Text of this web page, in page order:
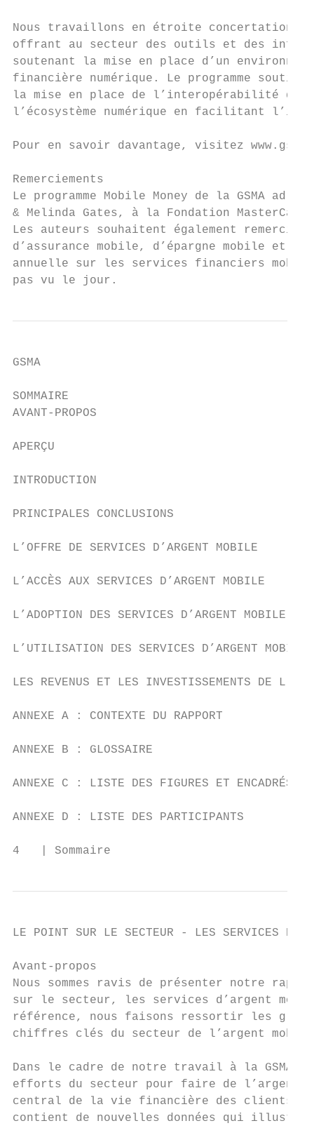
Nous travaillons en étroite concertation
offrant au secteur des outils et des
soutenant la mise en place d’un
financière numérique. Le programme
la mise en place de l’interopérabilité des
l’écosystème numérique en facilitant
Pour en savoir davantage, visitez
Remerciements
Le programme Mobile Money de la GSMA
& Melinda Gates, à la Fondation
Les auteurs souhaitent également
d’assurance mobile, d’épargne mobile et
annuelle sur les services financiers
pas vu le jour.
GSMA
SOMMAIRE
AVANT-PROPOS
APERÇU
INTRODUCTION
PRINCIPALES CONCLUSIONS
L’OFFRE DE SERVICES D’ARGENT
L’ACCÈS AUX SERVICES D’ARGENT
L’ADOPTION DES SERVICES D’ARGENT
L’UTILISATION DES SERVICES D’ARGENT
LES REVENUS ET LES INVESTISSEMENTS DE
ANNEXE A : CONTEXTE DU RAPPORT
ANNEXE B : GLOSSAIRE
ANNEXE C : LISTE DES FIGURES ET
ANNEXE D : LISTE DES PARTICIPANTS
4   | Sommaire
LE POINT SUR LE SECTEUR - LES SERVICES
Avant-propos
Nous sommes ravis de présenter notre
sur le secteur, les services d’argent
référence, nous faisons ressortir les
chiffres clés du secteur de l’argent
Dans le cadre de notre travail à la GSMA,
efforts du secteur pour faire de l’argent
central de la vie financière des clients.
contient de nouvelles données qui